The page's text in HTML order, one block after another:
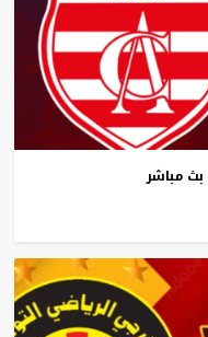
بث مباشر